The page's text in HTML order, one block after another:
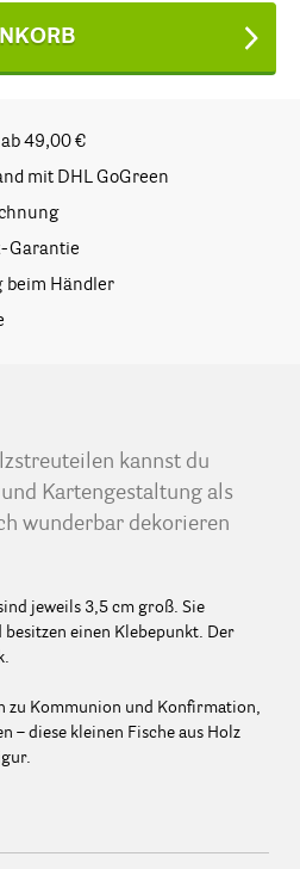
ab 49,00 €
mit DHL GoGreen
Garantie
beim Händler
kannst du
Kartengestaltung als
wunderbar dekorieren
jeweils 3,5 cm groß. Sie
besitzen einen Klebepunkt. Der
zu Kommunion und Konfirmation,
– diese kleinen Fische aus Holz